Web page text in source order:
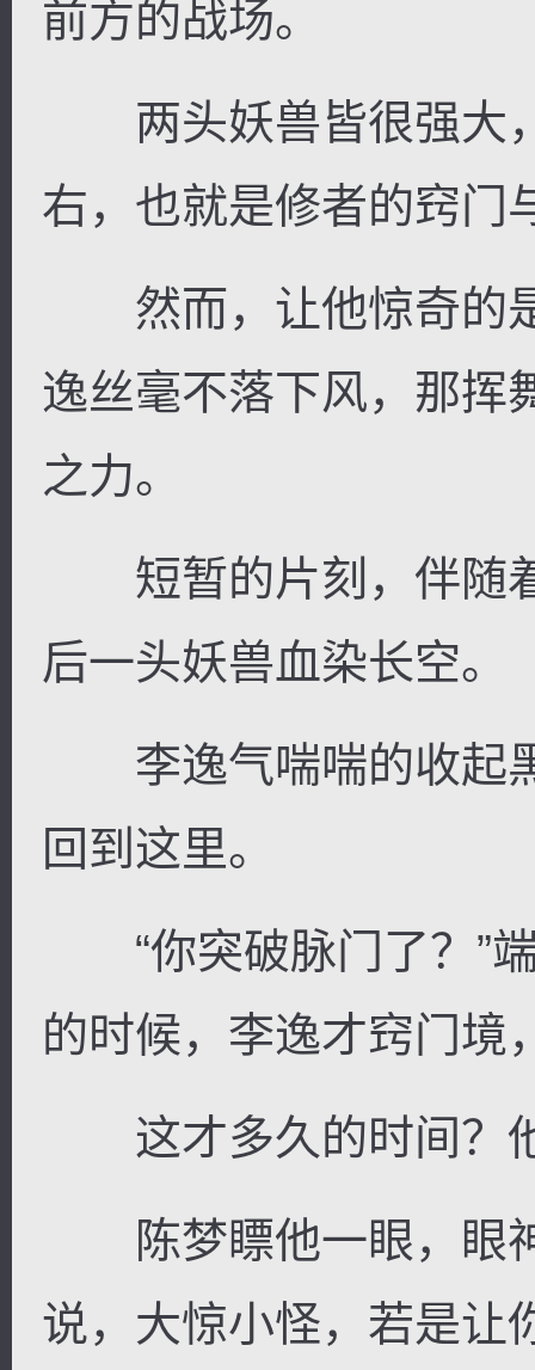
前方的战场。
两头妖兽皆很强大
右，也就是修者的窍门
然而，让他惊奇的
逸丝毫不落下风，那挥
之力。
短暂的片刻，伴随
后一头妖兽血染长空。
李逸气喘喘的收起
回到这里。
“你突破脉门了？”端
的时候，李逸才窍门境
这才多久的时间？
陈梦瞟他一眼，眼
说，大惊小怪，若是让